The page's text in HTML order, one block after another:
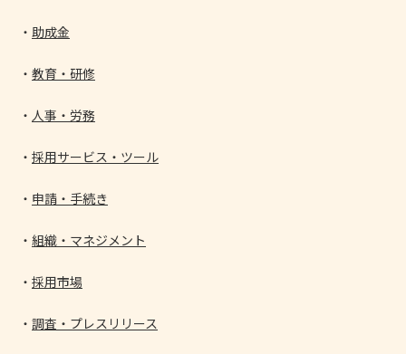
助成金
教育・研修
人事・労務
採用サービス・ツール
申請・手続き
組織・マネジメント
採用市場
調査・プレスリリース